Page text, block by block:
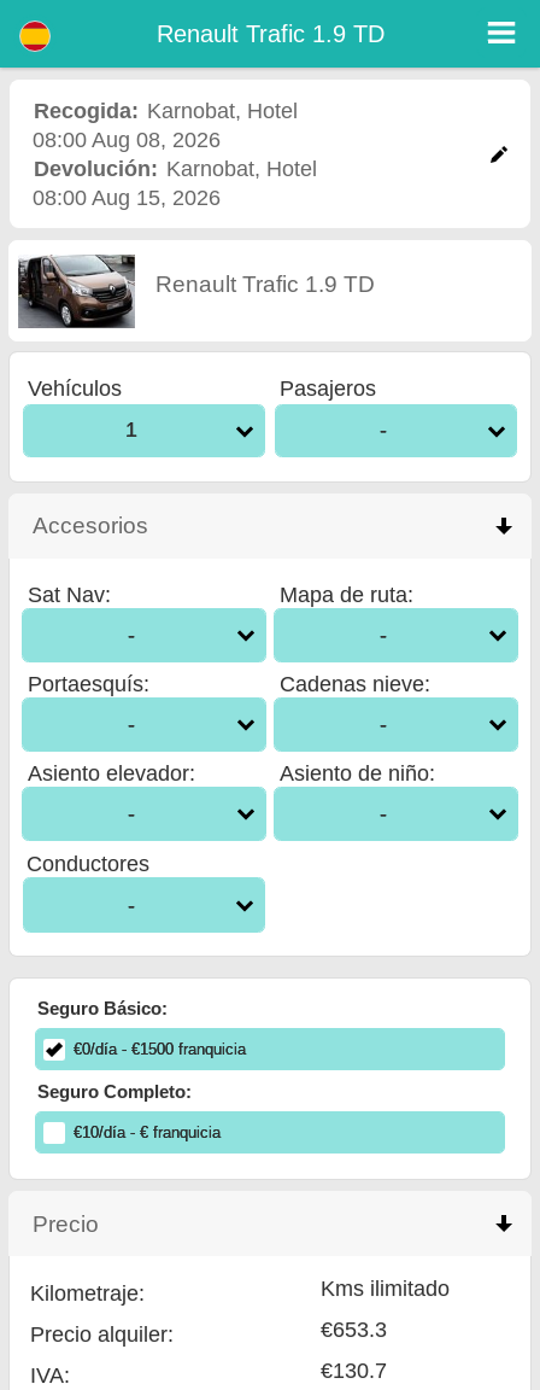
exceso), kilometraje ilimitado, asientos para niños gratis, conductores adicionales gratis, precios más bajos de alquiler de coches
garantizados.
Renault Trafic 1.9 TD
Recogida: Karnobat, Hotel
08:00 Aug 08, 2026
Devolución: Karnobat, Hotel
08:00 Aug 15, 2026
Renault Trafic 1.9 TD
Vehículos
1
Pasajeros
-
Accesorios
Sat Nav:
-
Mapa de ruta:
-
Portaesquís:
-
Cadenas nieve:
-
Asiento elevador:
-
Asiento de niño:
-
Conductores
-
Seguro Básico:
€0/día- €1500franquicia
Seguro Completo:
€10/día- €franquicia
Precio
Kilometraje:
Kms ilimitado
Precio alquiler:
€653.3
IVA:
€130.7